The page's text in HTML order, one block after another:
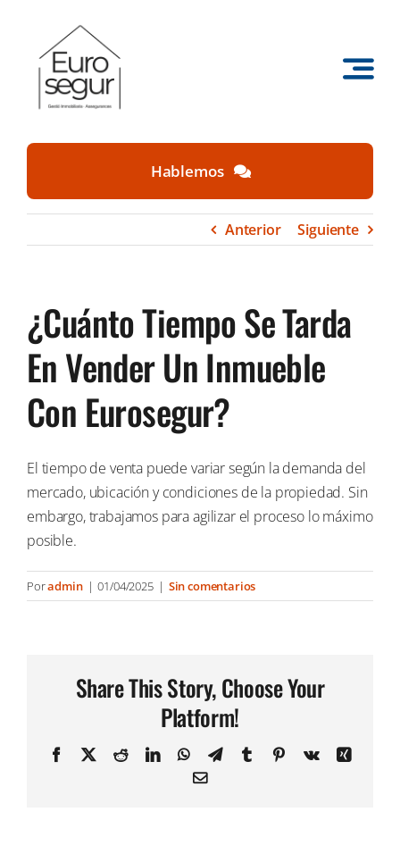
contenido
Hablemos
Anterior Siguiente
¿Cuánto Tiempo Se Tarda
En Vender Un Inmueble
Con Eurosegur?
El tiempo de venta puede variar según la demanda del
mercado, ubicación y condiciones de la propiedad. Sin
embargo, trabajamos para agilizar el proceso lo máximo
posible.
Poradmin | 01/04/2025 | Sin comentarios
Share This Story, Choose Your
Platform!
Facebook
X RedditLinkedInWhatsApp
TelegramTumblrPinterest
Vk
Xing
Correo